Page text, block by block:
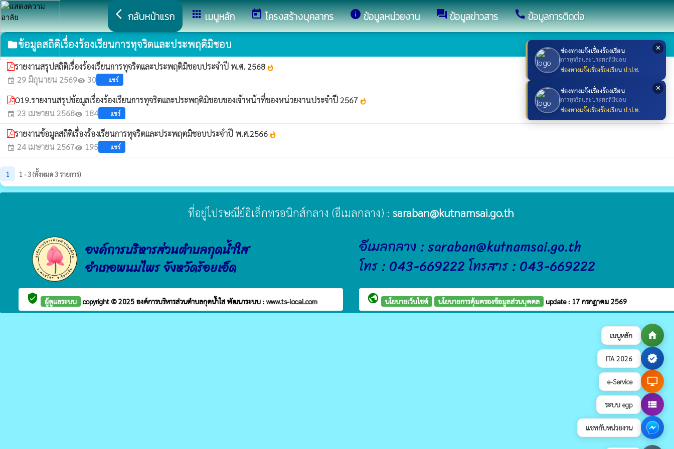
เมนูหลัก home
ITA 2026 verified
e-Service desktop_windows
ระบบ egp view_list
แชทกับหน่วยงาน
✕
ช่องทางแจ้งเรื่องร้องเรียน
การทุจริตและประพฤติมิชอบ
ช่องทางแจ้งเรื่องร้องเรียน ป.ป.ช.
✕
ช่องทางแจ้งเรื่องร้องเรียน
การทุจริตและประพฤติมิชอบ
ช่องทางแจ้งเรื่องร้องเรียน ป.ป.ท.
arrow_back_ios กลับหน้าแรก appsเมนูหลัก todayโครงสร้างบุคลากร infoข้อมูลหน่วยงาน forumข้อมูลข่าวสาร callข้อมูลการติดต่อ
folderข้อมูลสถิติเรื่องร้องเรียนการทุจริตและประพฤติมิชอบ
รายงานสรุปสถิติเรื่องร้องเรียนการทุจริตและประพฤติมิชอบประจำปี พ.ศ. 2568 whatshot
event 29 มิถุนายน 2569visibility 30 แชร์
O19.รายงานสรุปข้อมูลเรื่องร้องเรียนการทุจริตและประพฤติมิชอบของเจ้าหน้าที่ของหน่วยงานประจำปี 2567 whatshot
event 23 เมษายน 2568visibility 184 แชร์
รายงานข้อมูลสถิติเรื่องร้องเรียนการทุจริตและประพฤตมิชอบประจำปี พ.ศ.2566 whatshot
event 24 เมษายน 2567visibility 195 แชร์
1 1 - 3 (ทั้งหมด 3 รายการ)
ที่อยู่ไปรษณีย์อิเล็กทรอนิกส์กลาง (อีเมลกลาง) : saraban@kutnamsai.go.th
องค์การบริหารส่วนตำบลกุดน้ำใส
อำเภอพนมไพร จังหวัดร้อยเอ็ด
อีเมลกลาง : saraban@kutnamsai.go.th
โทร : 043-669222 โทรสาร : 043-669222
verified_user ผู้ดูแลระบบ copyright © 2025 องค์การบริหารส่วนตำบลกุดน้ำใส พัฒนาระบบ : www.ts-local.com public นโยบายเว็บไซต์ นโยบายการคุ้มครองข้อมูลส่วนบุคคล update : 17 กรกฎาคม 2569